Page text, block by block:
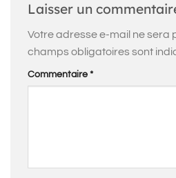
Laisser un
Votre adresse e-mail ne sera
champs obligatoires sont
Commentaire *